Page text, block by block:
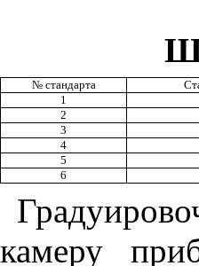
№ стандарта
1
2
3
4
5
6
камеру